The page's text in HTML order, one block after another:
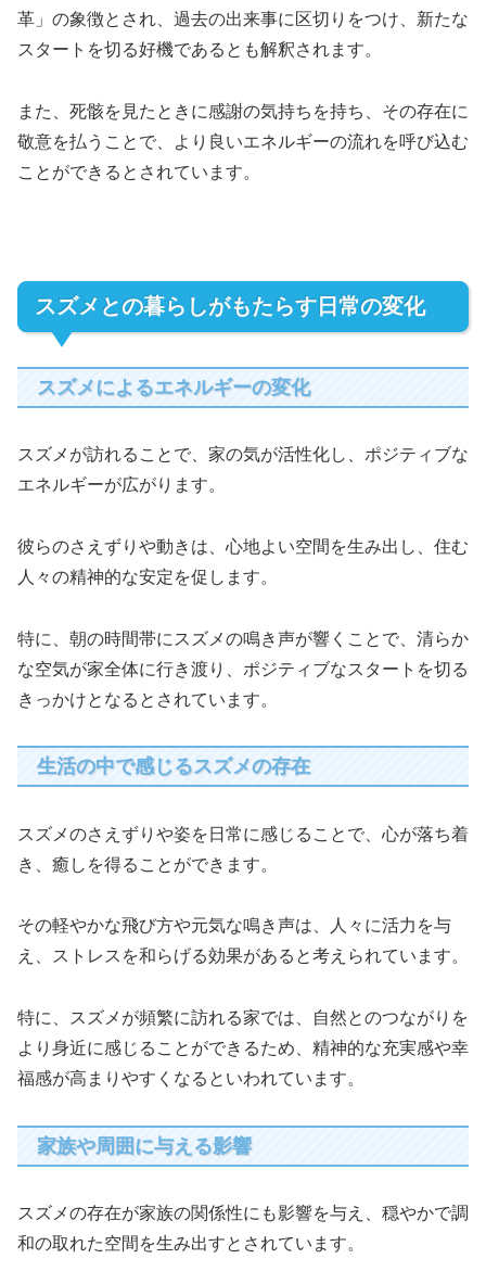
革」の象徴とされ、過去の出来事に区切りをつけ、新たな
スタートを切る好機であるとも解釈されます。
また、死骸を見たときに感謝の気持ちを持ち、その存在に
敬意を払うことで、より良いエネルギーの流れを呼び込む
ことができるとされています。
スズメとの暮らしがもたらす日常の変化
スズメによるエネルギーの変化
スズメが訪れることで、家の気が活性化し、ポジティブな
エネルギーが広がります。
彼らのさえずりや動きは、心地よい空間を生み出し、住む
人々の精神的な安定を促します。
特に、朝の時間帯にスズメの鳴き声が響くことで、清らか
な空気が家全体に行き渡り、ポジティブなスタートを切る
きっかけとなるとされています。
生活の中で感じるスズメの存在
スズメのさえずりや姿を日常に感じることで、心が落ち着
き、癒しを得ることができます。
その軽やかな飛び方や元気な鳴き声は、人々に活力を与
え、ストレスを和らげる効果があると考えられています。
特に、スズメが頻繁に訪れる家では、自然とのつながりを
より身近に感じることができるため、精神的な充実感や幸
福感が高まりやすくなるといわれています。
家族や周囲に与える影響
スズメの存在が家族の関係性にも影響を与え、穏やかで調
和の取れた空間を生み出すとされています。